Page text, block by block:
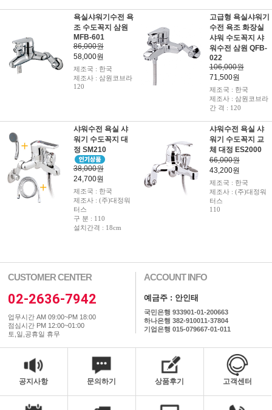
욕실샤워기수전 욕
조 수도꼭지 삼원
MFB-601
86,000원
58,000원
제조국 : 한국
제조사 : 삼원코브라
120
고급형 욕실샤워기
수전 욕조 화장실
샤워 수도꼭지 샤
워수전 삼원 QFB-
022
106,000원
71,500원
제조국 : 한국
제조사 : 삼원코브라
간 격 : 120
샤워수전 욕실 샤
워기 수도꼭지 대
정 SM210
38,000원
24,700원
제조국 : 한국
제조사 : (주)대정워
터스
구 분 : 110
설치간격 : 18cm
샤워수전 욕실 샤
워기 수도꼭지 교
체 대정 ES2000
66,000원
43,200원
제조국 : 한국
제조사 : (주)대정워
터스
110
CUSTOMER CENTER
02-2636-7942
업무시간 AM 09:00~PM 18:00
점심시간 PM 12:00~01:00
토,일,공휴일 휴무
ACCOUNT INFO
예금주 : 안인태
국민은행 933901-01-200663
하나은행 382-910011-37804
기업은행 015-079667-01-011
공지사항 문의하기 상품후기 고객센터